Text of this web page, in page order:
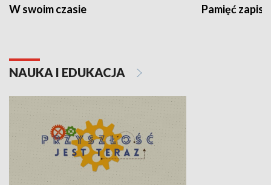
W swoim czasie Pamięć
NAUKA I EDUKACJA